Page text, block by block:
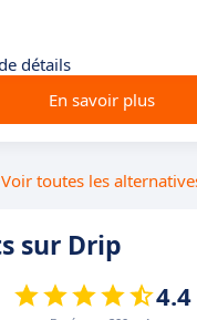
détails
En savoir plus
Voir toutes les
sur Drip
4.4